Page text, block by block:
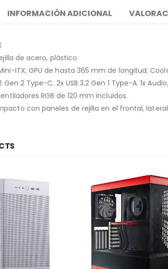
INFORMACIÓN ADICIONAL
de acero, plástico
ITX; GPU de hasta 365 mm de longitud;
Gen 2 Type-C. 2x USB 3.2 Gen 1 Type-A. 1x
RGB de 120 mm incluidos.
con paneles de rejilla en el frontal,